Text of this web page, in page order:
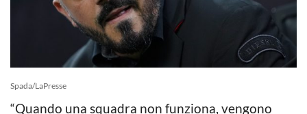
Spada/LaPresse
“Quando una squadra non funziona, vengono